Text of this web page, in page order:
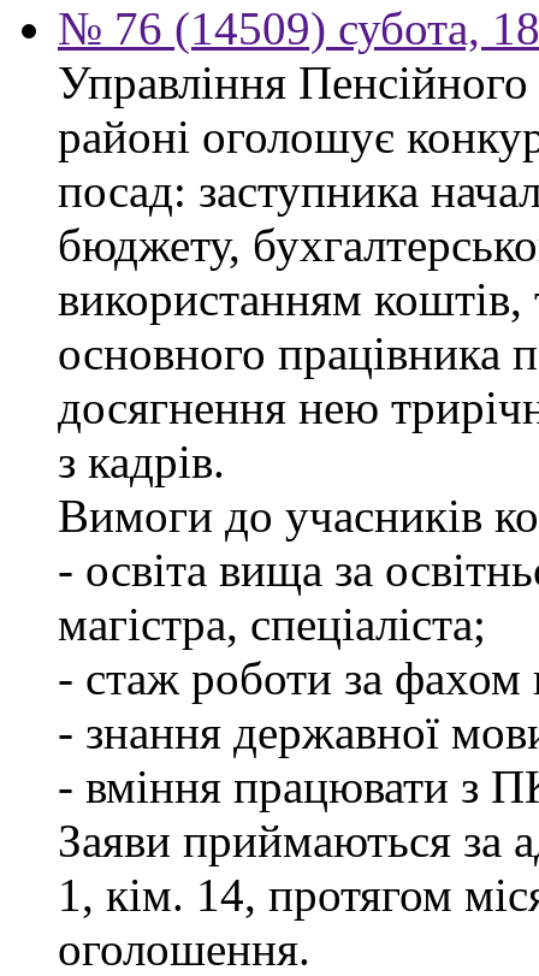
№ 76 (14509) субота,
Управління
районі оголошує
посад: заступника
бюджету,
використанням коштів,
основного працівника
досягнення нею
з кадрів.
Вимоги до учасників
- освіта вища за
магістра, спеціаліста;
- стаж роботи за
- знання державної
- вміння працювати з
Заяви приймаються за
1, кім. 14, протягом
оголошення.